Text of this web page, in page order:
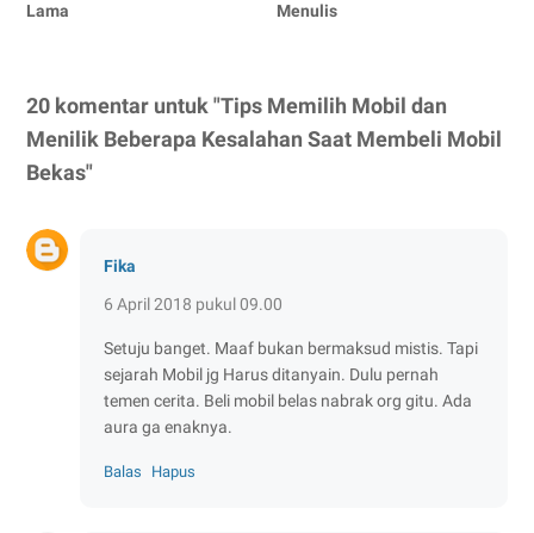
Lama
Menulis
20 komentar untuk "Tips Memilih Mobil dan
Menilik Beberapa Kesalahan Saat Membeli Mobil
Bekas"
Fika
6 April 2018 pukul 09.00
Setuju banget. Maaf bukan bermaksud mistis. Tapi
sejarah Mobil jg Harus ditanyain. Dulu pernah
temen cerita. Beli mobil belas nabrak org gitu. Ada
aura ga enaknya.
Balas Hapus